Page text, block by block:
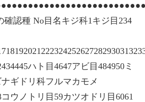
確認種 No目名キジ科1キジ目234
ハト目4647アビ目484950ミ
ギドリ科フルマカモメ
コウノトリ目59カツオドリ目6061